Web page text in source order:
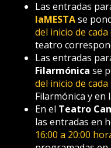
Las entradas
laMESTAse
del inicio de
teatro
Las entradas
Filarmónica se
del inicio de
Filarmónica y en
En el Teatro
las entradas en
16:00 a 20:00